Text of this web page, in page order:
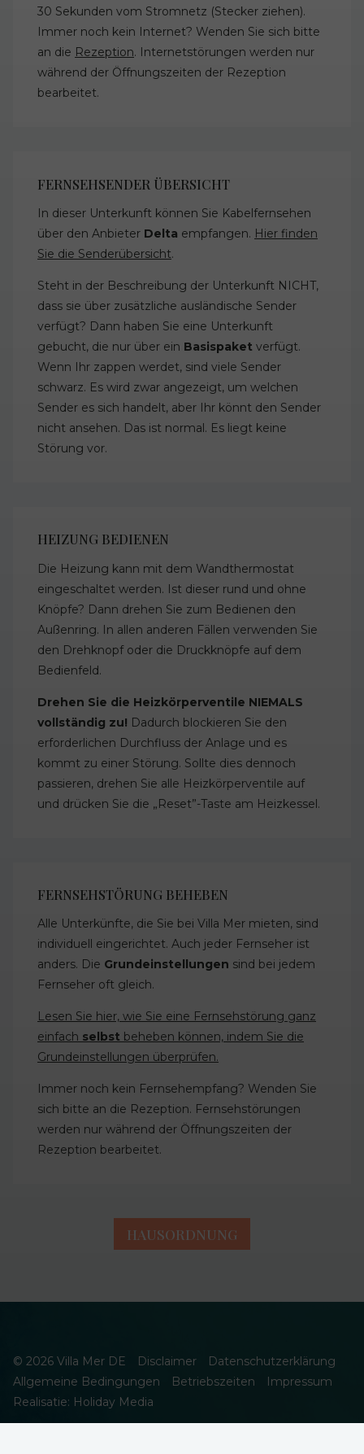
30 Sekunden vom Stromnetz (Stecker ziehen).
Immer noch kein Internet? Wenden Sie sich bitte
an die Rezeption. Internetstörungen werden nur
während der Öffnungszeiten der Rezeption
bearbeitet.
FERNSEHSENDER ÜBERSICHT
In dieser Unterkunft können Sie Kabelfernsehen
über den Anbieter Delta empfangen. Hier finden
Sie die Senderübersicht.
Steht in der Beschreibung der Unterkunft NICHT,
dass sie über zusätzliche ausländische Sender
verfügt? Dann haben Sie eine Unterkunft
gebucht, die nur über ein Basispaket verfügt.
Wenn Ihr zappen werdet, sind viele Sender
schwarz. Es wird zwar angezeigt, um welchen
Sender es sich handelt, aber Ihr könnt den Sender
nicht ansehen. Das ist normal. Es liegt keine
Störung vor.
HEIZUNG BEDIENEN
Die Heizung kann mit dem Wandthermostat
eingeschaltet werden. Ist dieser rund und ohne
Knöpfe? Dann drehen Sie zum Bedienen den
Außenring. In allen anderen Fällen verwenden Sie
den Drehknopf oder die Druckknöpfe auf dem
Bedienfeld.
Drehen Sie die Heizkörperventile NIEMALS
vollständig zu! Dadurch blockieren Sie den
erforderlichen Durchfluss der Anlage und es
kommt zu einer Störung. Sollte dies dennoch
passieren, drehen Sie alle Heizkörperventile auf
und drücken Sie die „Reset”-Taste am Heizkessel.
FERNSEHSTÖRUNG BEHEBEN
Alle Unterkünfte, die Sie bei Villa Mer mieten, sind
individuell eingerichtet. Auch jeder Fernseher ist
anders. Die Grundeinstellungen sind bei jedem
Fernseher oft gleich.
Lesen Sie hier, wie Sie eine Fernsehstörung ganz
einfach selbst beheben können, indem Sie die
Grundeinstellungen überprüfen.
Immer noch kein Fernsehempfang? Wenden Sie
sich bitte an die Rezeption. Fernsehstörungen
werden nur während der Öffnungszeiten der
Rezeption bearbeitet.
HAUSORDNUNG
© 2026 Villa Mer DE Disclaimer
Datenschutzerklärung
Allgemeine Bedingungen
Betriebszeiten
Impressum
Realisatie: Holiday Media